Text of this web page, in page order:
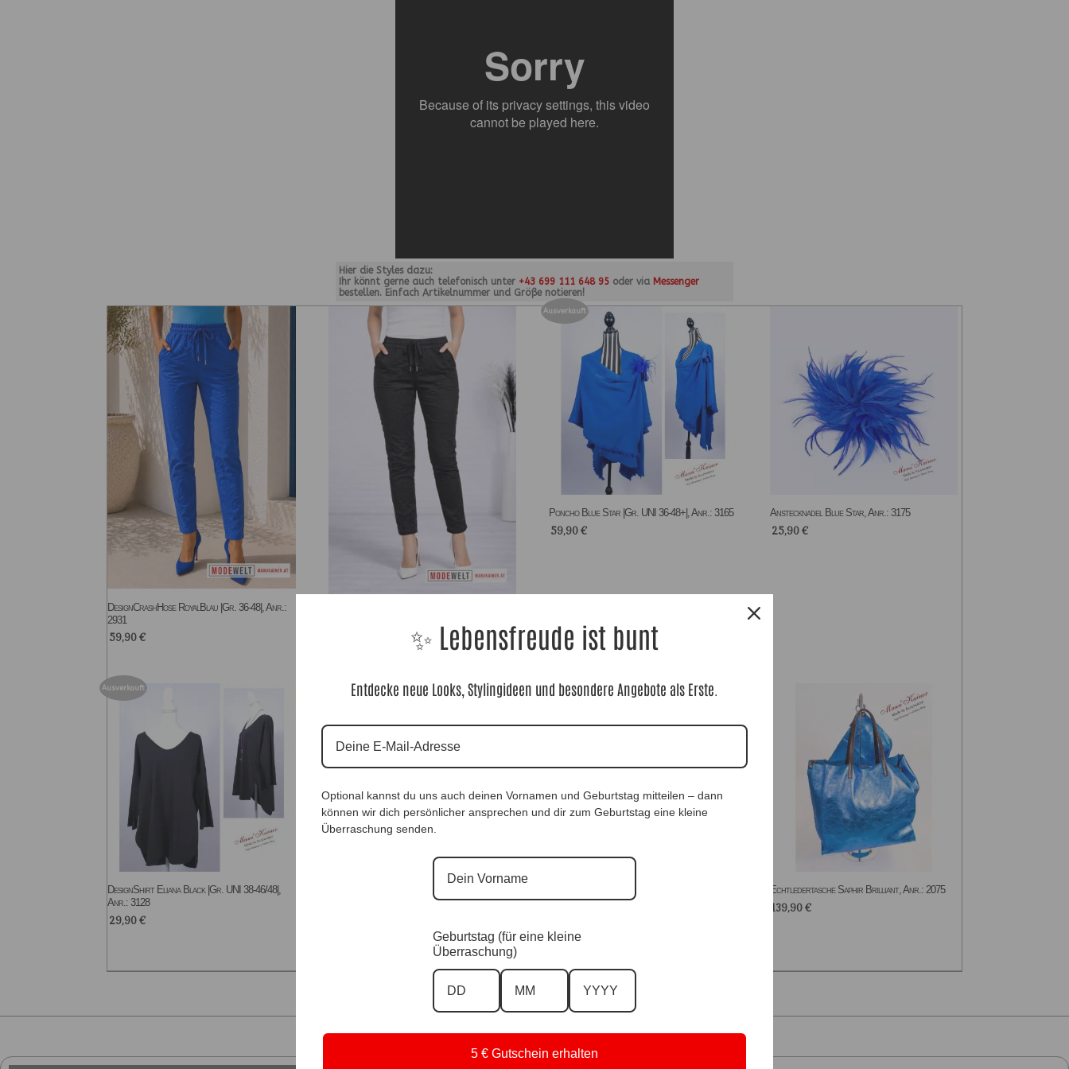
Hier die Styles dazu:
Ihr könnt gerne auch telefonisch unter +43 699 111 648 95 oder via Messenger
bestellen. Einfach Artikelnummer und Größe notieren!
DesignCrashHose RoyalBlau |Gr. 36-48|, Anr.:
2931
59,90€
Ausverkauft
Poncho Blue Star |Gr. UNI 36-48+|, Anr.: 3165
59,90€
Anstecknadel Blue Star, Anr.: 3175
25,90€
Ausverkauft
DesignShirt Eliana Black |Gr. UNI 38-46/48|,
Anr.: 3128
29,90€
Echtledertasche Saphir Brilliant, Anr.: 2075
139,90€
✨ Lebensfreude ist bunt
Entdecke neue Looks, Stylingideen und besondere Angebote als Erste.
Optional kannst du uns auch deinen Vornamen und Geburtstag mitteilen – dann
können wir dich persönlicher ansprechen und dir zum Geburtstag eine kleine
Überraschung senden.
Geburtstag (für eine kleine
Überraschung)
5 € Gutschein erhalten